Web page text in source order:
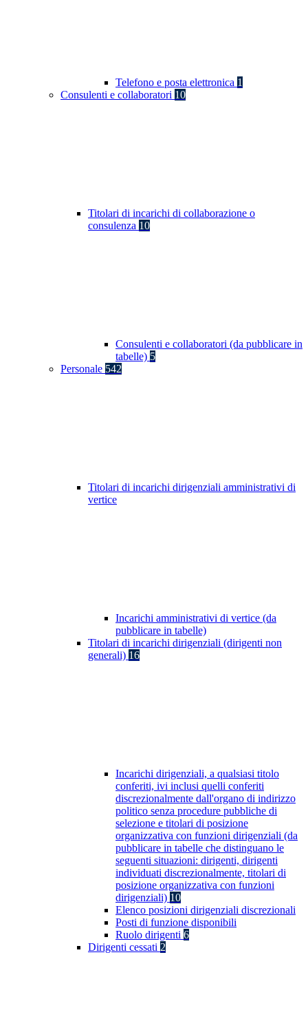
Telefono e posta elettronica 1
Consulenti e collaboratori 10
Titolari di incarichi di collaborazione o
consulenza 10
Consulenti e collaboratori (da pubblicare in
tabelle) 5
Personale 542
Titolari di incarichi dirigenziali amministrativi di
vertice
Incarichi amministrativi di vertice (da
pubblicare in tabelle)
Titolari di incarichi dirigenziali (dirigenti non
generali) 16
Incarichi dirigenziali, a qualsiasi titolo
conferiti, ivi inclusi quelli conferiti
discrezionalmente dall'organo di indirizzo
politico senza procedure pubbliche di
selezione e titolari di posizione
organizzativa con funzioni dirigenziali (da
pubblicare in tabelle che distinguano le
seguenti situazioni: dirigenti, dirigenti
individuati discrezionalmente, titolari di
posizione organizzativa con funzioni
dirigenziali) 10
Elenco posizioni dirigenziali discrezionali
Posti di funzione disponibili
Ruolo dirigenti 6
Dirigenti cessati 2